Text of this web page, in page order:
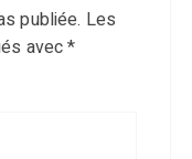
publiée. Les
avec*